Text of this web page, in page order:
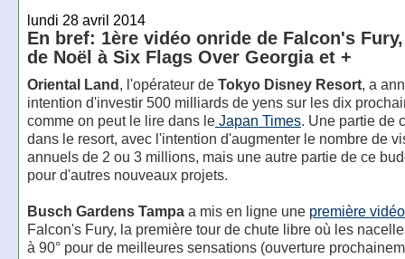
lundi 28 avril 2014
En bref: 1ère vidéo onride de Falcon's
de Noël à Six Flags Over Georgia et +
Oriental Land, l'opérateur de Tokyo Disney Resort, a
intention d'investir 500 milliards de yens sur les dix
comme on peut le lire dans leJapan Times. Une partie de
dans le resort, avec l'intention d'augmenter le nombre de
annuels de 2 ou 3 millions, mais une autre partie de ce
pour d'autres nouveaux projets.
Busch Gardens Tampaa mis en ligne une première
Falcon's Fury, la première tour de chute libre où les
à 90° pour de meilleures sensations (ouverture